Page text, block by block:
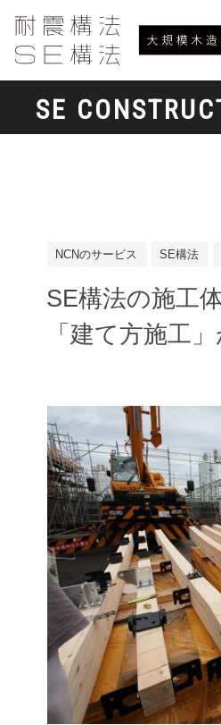
SE
NCNのサービス SE構法
SE構法の施工
「建て方施工